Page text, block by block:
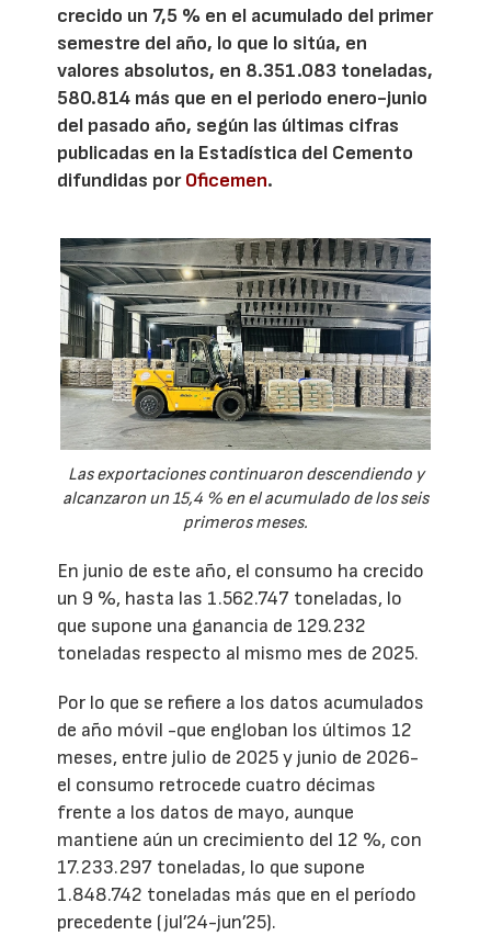
crecido un 7,5 % en el acumulado del primer
semestre del año, lo que lo sitúa, en
valores absolutos, en 8.351.083 toneladas,
580.814 más que en el periodo enero-junio
del pasado año, según las últimas cifras
publicadas en la Estadística del Cemento
difundidas porOficemen.
Las exportaciones continuaron descendiendo y
alcanzaron un 15,4 % en el acumulado de los seis
primeros meses.
En junio de este año, el consumo ha crecido
un 9 %, hasta las 1.562.747 toneladas, lo
que supone una ganancia de 129.232
toneladas respecto al mismo mes de 2025.
Por lo que se refiere a los datos acumulados
de año móvil -que engloban los últimos 12
meses, entre julio de 2025 y junio de 2026-
el consumo retrocede cuatro décimas
frente a los datos de mayo, aunque
mantiene aún un crecimiento del 12 %, con
17.233.297 toneladas, lo que supone
1.848.742 toneladas más que en el período
precedente (jul’24-jun’25).